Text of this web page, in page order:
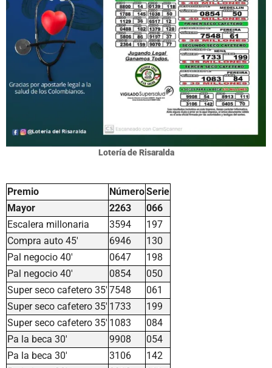
Lotería de Risaralda
Premio NúmeroSerie
Mayor
2263
066
Escalera millonaria
3594
197
Compra auto 45'
6946
130
Pal negocio 40'
0647
198
Pal negocio 40'
0854
050
Super seco cafetero 35' 7548
061
Super seco cafetero 35' 1733
199
Super seco cafetero 35' 1083
084
Pa la beca 30'
9908
054
Pa la beca 30'
3106
142